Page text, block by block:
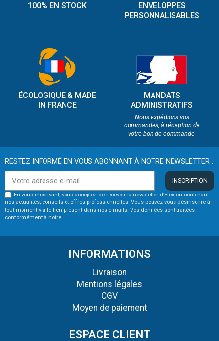
100% EN STOCK
ENVELOPPES
PERSONNALISABLES
ÉCOLOGIQUE & MADE
IN FRANCE
MANDATS
ADMINISTRATIFS
Nous expédions vos
commandes, à réception de
votre bon de commande
RESTEZ INFORMÉ EN VOUS ABONNANT À NOTRE NEWSLETTER :
INSCRIPTION
En vous inscrivant, vous acceptez de recevoir la newsletter d’Elexion contenant
nos actualités, conseils et offres professionnelles. Vous pouvez vous désinscrire à
tout moment via le lien présent dans nos e-mails. Vos données sont traitées
conformément à notre
.
INFORMATIONS
Livraison
Mentions légales
CGV
Moyen de paiement
ESPACE CLIENT